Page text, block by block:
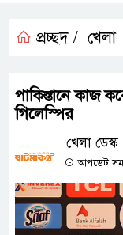
প্রচ্ছদ / খেলা
পাকিস্তানে কাজ
গিলেস্পির
খেলা ডেস্ক
আপডেট